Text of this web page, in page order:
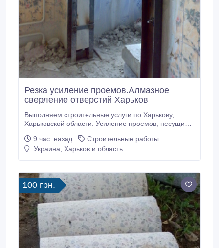
Резка усиление проемов.Алмазное
сверление отверстий Харьков
Выполняем строительные услуги по Харькову,
Харьковской области. Усиление проемов, несущих
перекрытия. Сварочно монтажные работы. Закупка,
доставка металла для усиления проемов.
стен без пыли.
9 час. назад
Строительные работы
Украина, Харьков и область
100 грн.